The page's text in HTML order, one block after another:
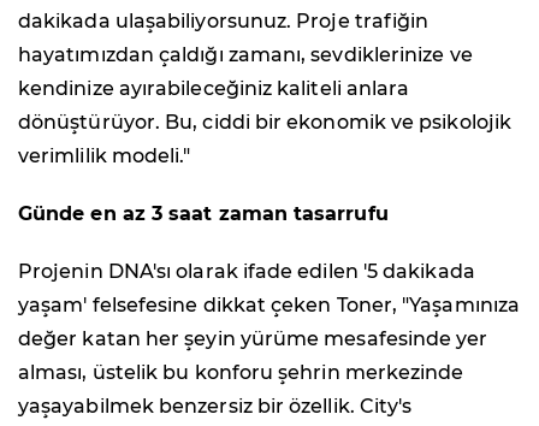
dakikada ulaşabiliyorsunuz. Proje trafiğin
hayatımızdan çaldığı zamanı, sevdiklerinize ve
kendinize ayırabileceğiniz kaliteli anlara
dönüştürüyor. Bu, ciddi bir ekonomik ve psikolojik
verimlilik modeli."
Günde en az 3 saat zaman tasarrufu
Projenin DNA'sı olarak ifade edilen '5 dakikada
yaşam' felsefesine dikkat çeken Toner, "Yaşamınıza
değer katan her şeyin yürüme mesafesinde yer
alması, üstelik bu konforu şehrin merkezinde
yaşayabilmek benzersiz bir özellik. City's